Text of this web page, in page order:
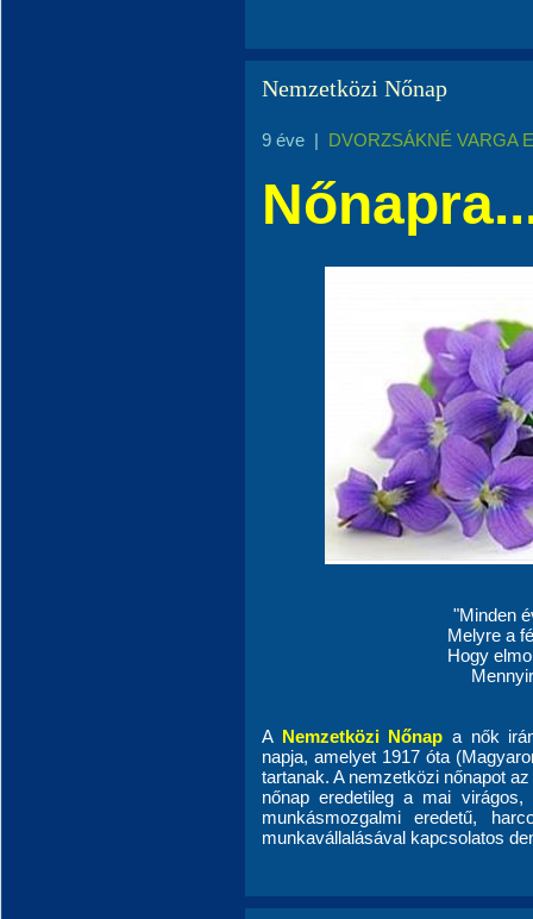
Nemzetközi Nőnap
9 éve | DVORZSÁKNÉ VARGA
"Minden
Melyre a
Hogy
A Nemzetközi Nőnap a nők
napja, amelyet 1917 óta
tartanak. A nemzetközi nőnapot
nőnap eredetileg a mai virágos,
munkásmozgalmi eredetű,
munkavállalásával kapcsolatos